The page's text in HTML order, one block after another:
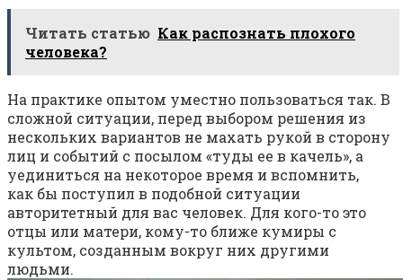
Читать статью Как распознать плохого
человека?
На практике опытом уместно пользоваться так. В
сложной ситуации, перед выбором решения из
нескольких вариантов не махать рукой в сторону
лиц и событий с посылом «туды ее в качель», а
уединиться на некоторое время и вспомнить,
как бы поступил в подобной ситуации
авторитетный для вас человек. Для кого-то это
отцы или матери, кому-то ближе кумиры с
культом, созданным вокруг них другими
людьми.